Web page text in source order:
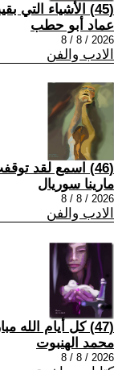
(45) الأشياء التي بقيت بعد رحيل أصحابها
عماد أبو حطب
2026 / 8 / 8
الادب والفن
(46) اسمع لقد توقفت على ان تمطر
مارينا سوريال
2026 / 8 / 8
الادب والفن
(47) كل أيام الله مباركة
محمد الهنبوت
2026 / 8 / 8